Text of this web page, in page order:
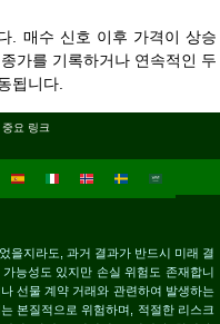
. 매수 신호 이후 가격이 상승
가를 기록하거나 연속적인 두
됩니다.
중요 링크
을지라도, 과거 결과가 반드시 미래 결
능성도 있지만 손실 위험도 존재합니
선물 계약 거래와 관련하여 발생하는
본질적으로 위험하며, 적절한 리스크